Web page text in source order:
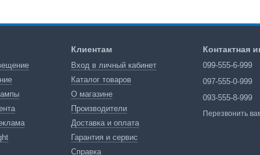
Клиентам
Вход в личный кабинет
Каталог товаров
О магазине
Производители
Доставка и оплата
Гарантия и сервис
Справка
Контактная
099-555-6-999
097-555-0-999
093-555-8-999
Перезвонить